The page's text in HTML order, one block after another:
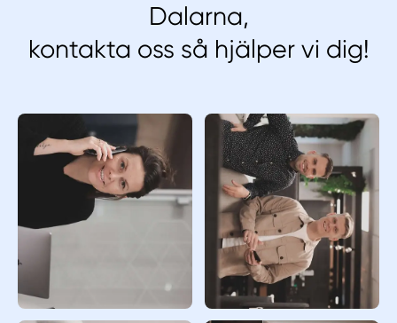
Dalarna,
kontakta oss så hjälper vi dig!